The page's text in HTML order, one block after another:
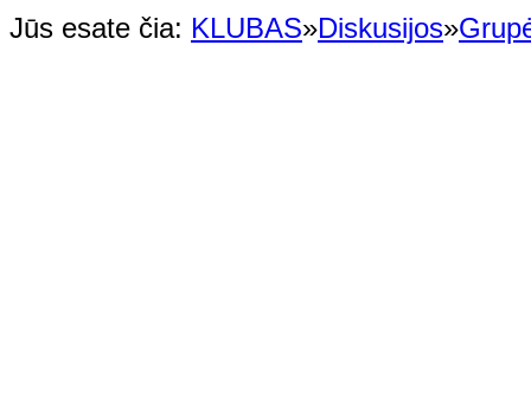
Jūs esate čia: KLUBAS»Diskusijos»